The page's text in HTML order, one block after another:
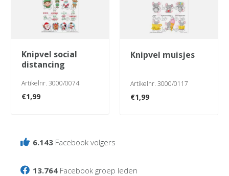
knipvel social
distancing
Artikelnr. 3000/0074
€1,99
knipvel muisjes
Artikelnr. 3000/0117
€1,99
6.143 Facebook volgers
13.764 Facebook groep leden